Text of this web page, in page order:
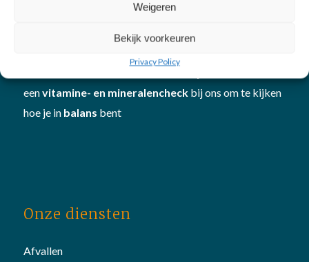
Weigeren
Bekijk voorkeuren
Privacy Policy
bewegingen
onze professionele apparatuur en persoonlijke en
eenvitamine- en mineralencheckbij ons om te kijken
hoe je in balans bent
Onze diensten
Afvallen